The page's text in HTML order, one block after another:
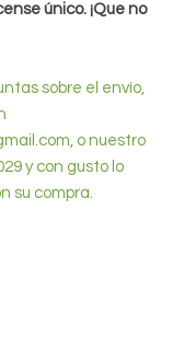
único. ¡Que no
sobre el envío,
o nuestro
y con gusto lo
su compra.